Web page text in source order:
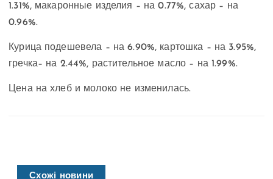
1.31%, макаронные изделия – на 0.77%, сахар – на
0.96%.
Курица подешевела – на 6.90%, картошка – на 3.95%,
гречка– на 2.44%, растительное масло – на 1.99%.
Цена на хлеб и молоко не изменилась.
Схожі новини